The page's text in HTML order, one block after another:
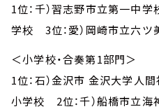
1位：千）習志野市立第一中
学校 3位：愛）岡崎市立六ツ
＜小学校・合奏第1部門＞
1位：石）金沢市 金沢大学人
小学校 2位：千）船橋市立海